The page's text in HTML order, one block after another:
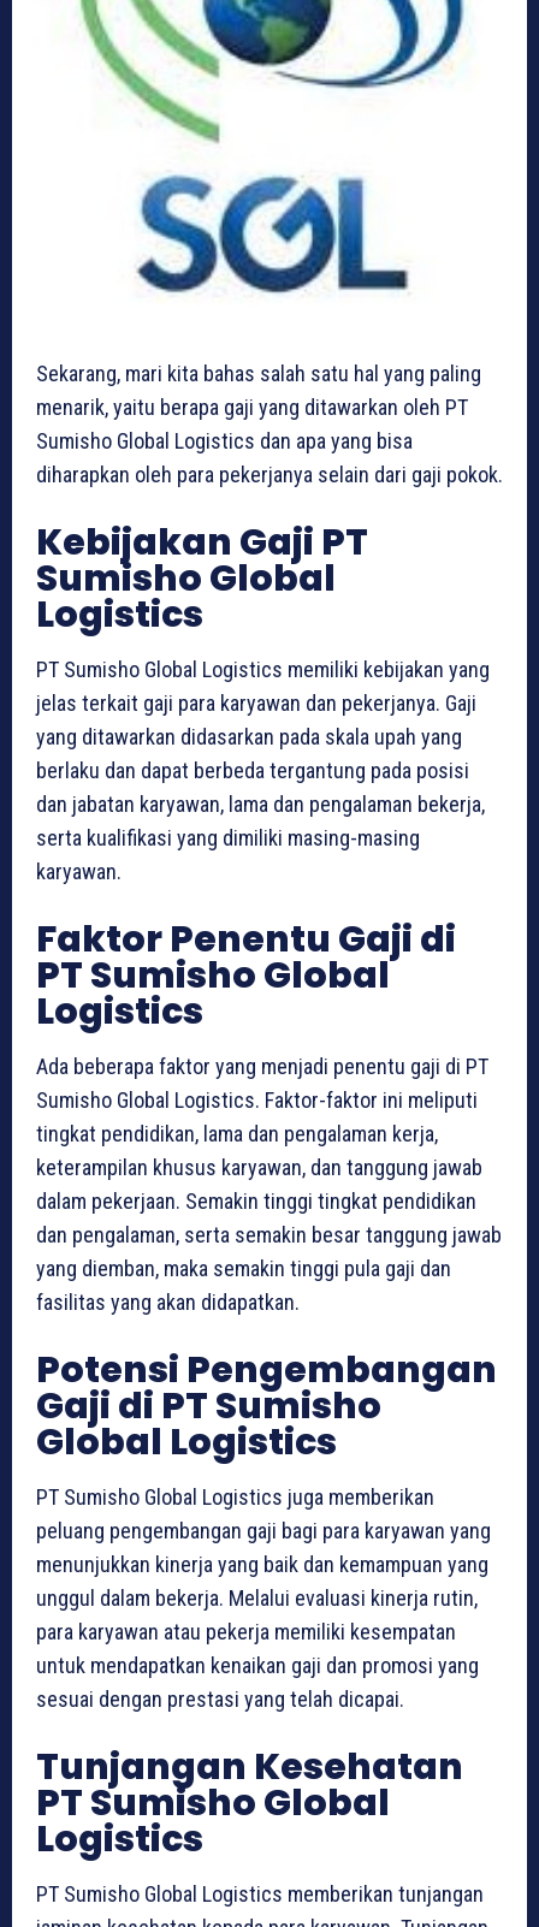
Sekarang, mari kita bahas salah satu hal yang paling
menarik, yaitu berapa gaji yang ditawarkan oleh PT
Sumisho Global Logistics dan apa yang bisa
diharapkan oleh para pekerjanya selain dari gaji pokok.
Kebijakan Gaji PT
Sumisho Global
Logistics
PT Sumisho Global Logistics memiliki kebijakan yang
jelas terkait gaji para karyawan dan pekerjanya. Gaji
yang ditawarkan didasarkan pada skala upah yang
berlaku dan dapat berbeda tergantung pada posisi
dan jabatan karyawan, lama dan pengalaman bekerja,
serta kualifikasi yang dimiliki masing-masing
karyawan.
Faktor Penentu Gaji di
PT Sumisho Global
Logistics
Ada beberapa faktor yang menjadi penentu gaji di PT
Sumisho Global Logistics. Faktor-faktor ini meliputi
tingkat pendidikan, lama dan pengalaman kerja,
keterampilan khusus karyawan, dan tanggung jawab
dalam pekerjaan. Semakin tinggi tingkat pendidikan
dan pengalaman, serta semakin besar tanggung jawab
yang diemban, maka semakin tinggi pula gaji dan
fasilitas yang akan didapatkan.
Potensi Pengembangan
Gaji di PT Sumisho
Global Logistics
PT Sumisho Global Logistics juga memberikan
peluang pengembangan gaji bagi para karyawan yang
menunjukkan kinerja yang baik dan kemampuan yang
unggul dalam bekerja. Melalui evaluasi kinerja rutin,
para karyawan atau pekerja memiliki kesempatan
untuk mendapatkan kenaikan gaji dan promosi yang
sesuai dengan prestasi yang telah dicapai.
Tunjangan Kesehatan
PT Sumisho Global
Logistics
PT Sumisho Global Logistics memberikan tunjangan